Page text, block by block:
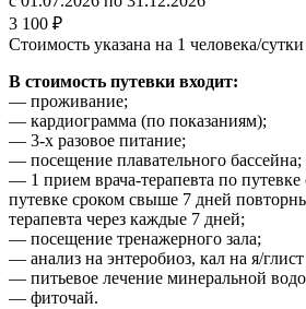
3 100 ₽
Стоимость указана на 1 человека/сутки
В стоимость путевки входит:
— проживание;
— кардиограмма (по показаниям);
— 3-х разовое питание;
— посещение плавательного бассейна;
— 1 прием врача-терапевта по
путевке сроком свыше 7 дней
терапевта через каждые 7 дней;
— посещение тренажерного зала;
— анализ на энтеробиоз, кал на я/
— питьевое лечение минеральной
— фиточай.